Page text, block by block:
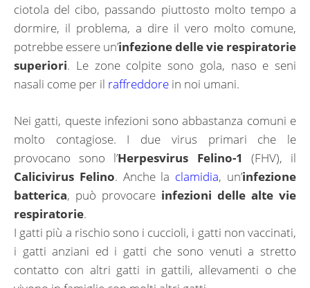
ciotola del cibo, passando piuttosto molto tempo a
dormire, il problema, a dire il vero molto comune,
potrebbe essere un’infezione delle vie respiratorie
superiori. Le zone colpite sono gola, naso e seni
nasali come per il raffreddore in noi umani.
Nei gatti, queste infezioni sono abbastanza comuni e
molto contagiose. I due virus primari che le
provocano sono l’Herpesvirus Felino-1
(FHV), il
Calicivirus Felino. Anche la clamidia, un’infezione
batterica, può provocare infezioni delle alte vie
respiratorie.
I gatti più a rischio sono i cuccioli, i gatti non vaccinati,
i gatti anziani ed i gatti che sono venuti a stretto
contatto con altri gatti in gattili, allevamenti o che